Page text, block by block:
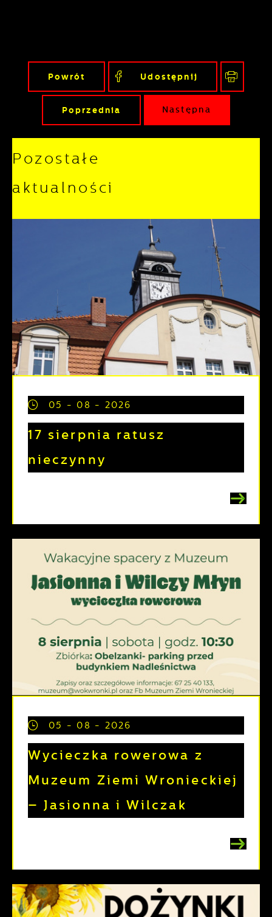
Powrót Udostępnij
Poprzednia Następna
Pozostałe
aktualności
05 - 08 - 2026
17 sierpnia ratusz
nieczynny
05 - 08 - 2026
Wycieczka rowerowa z
Muzeum Ziemi Wronieckiej
– Jasionna i Wilczak